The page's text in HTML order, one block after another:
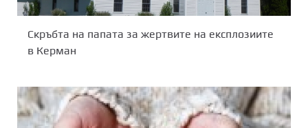
Скръбта на папата за жертвите на експлозиите
в Керман